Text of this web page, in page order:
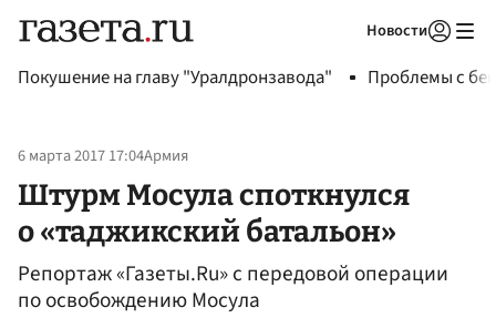
Новости
Покушение на главу "Уралдронзавода" Проблемы с
6 марта 2017 17:04Армия
Штурм Мосула споткнулся
о «таджикский батальон»
Репортаж «Газеты.Ru» с передовой операции
по освобождению Мосула